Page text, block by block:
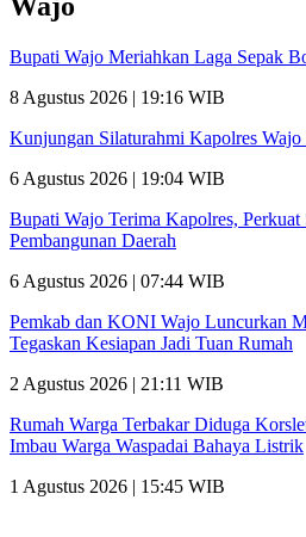
Wajo
Bupati Wajo Meriahkan Laga Sepak
8 Agustus 2026 | 19:16 WIB
Kunjungan Silaturahmi Kapolres
6 Agustus 2026 | 19:04 WIB
Bupati Wajo Terima Kapolres, Perkuat
Pembangunan Daerah
6 Agustus 2026 | 07:44 WIB
Pemkab dan KONI Wajo Luncurkan
Tegaskan Kesiapan Jadi Tuan Rumah
2 Agustus 2026 | 21:11 WIB
Rumah Warga Terbakar Diduga
Imbau Warga Waspadai Bahaya Listrik
1 Agustus 2026 | 15:45 WIB